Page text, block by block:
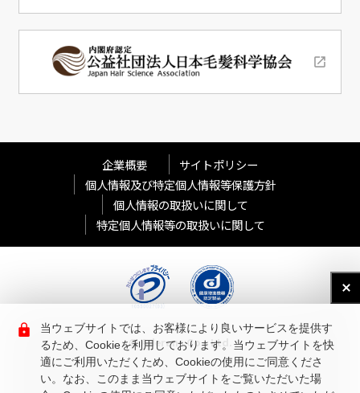
企業概要
サイトポリシー
個人情報及び特定個人情報等保護方針
個人情報の取扱いに関して
特定個人情報等の取扱いに関して
© Aderans Co., Ltd.
当ウェブサイトでは、お客様により良いサービスを提供す
るため、Cookieを利用しております。当ウェブサイトを快
適にご利用いただくため、Cookieの使用にご同意くださ
い。なお、このまま当ウェブサイトをご覧いただいた場